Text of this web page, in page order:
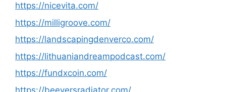
https://nicevita.com/
https://milligroove.com/
https://landscapingdenverco.com/
https://lithuaniandreampodcast.com/
https://fundxcoin.com/
https://beeversradiator.com/